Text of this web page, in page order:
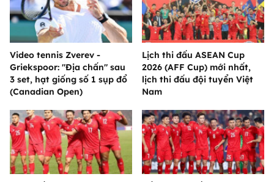
Video tennis Zverev -
Griekspoor: "Địa chấn" sau
3 set, hạt giống số 1 sụp đổ
(Canadian Open)
Lịch thi đấu ASEAN Cup
2026 (AFF Cup) mới nhất,
lịch thi đấu đội tuyển Việt
Nam